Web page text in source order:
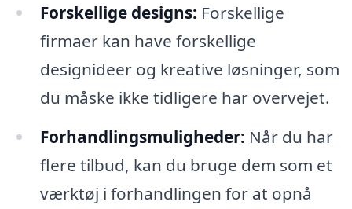
Forskellige designs: Forskellige
firmaer kan have forskellige
designideer og kreative løsninger, som
du måske ikke tidligere har overvejet.
Forhandlingsmuligheder: Når du har
flere tilbud, kan du bruge dem som et
værktøj i forhandlingen for at opnå